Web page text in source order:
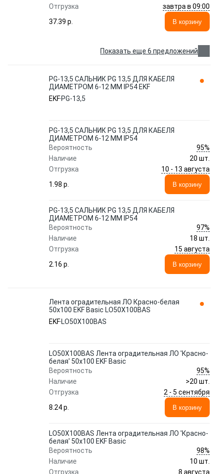
Отгрузка
завтра в 09:00
37.39 p.
В корзину
Показать еще 6 предложений
PG-13,5 САЛЬНИК PG 13,5 ДЛЯ КАБЕЛЯ
ДИАМЕТРОМ 6-12 ММ IP54 EKF
EKF PG-13,5
PG-13,5 САЛЬНИК PG 13,5 ДЛЯ КАБЕЛЯ
ДИАМЕТРОМ 6-12 ММ IP54
Вероятность
95%
Наличие
20 шт.
Отгрузка
10 - 13 августа
1.98 p.
В корзину
PG-13,5 САЛЬНИК PG 13,5 ДЛЯ КАБЕЛЯ
ДИАМЕТРОМ 6-12 ММ IP54
Вероятность
97%
Наличие
18 шт.
Отгрузка
15 августа
2.16 p.
В корзину
Лента оградительная ЛО Красно-белая
50х100 EKF Basic LO50X100BAS
EKF LO50X100BAS
LO50X100BAS Лента оградительная ЛО 'Красно-
белая' 50х100 EKF Basic
Вероятность
95%
Наличие
>20 шт.
Отгрузка
2 - 5 сентября
8.24 p.
В корзину
LO50X100BAS Лента оградительная ЛО 'Красно-
белая' 50х100 EKF Basic
Вероятность
98%
Наличие
10 шт.
Отгрузка
8 августа